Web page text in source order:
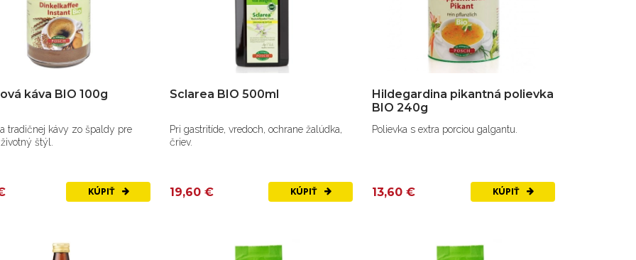
káva BIO 100g
tradičnej kávy zo špaldy pre
štýl.
KÚPIŤ
Sclarea BIO 500ml
Pri gastritíde, vredoch, ochrane žalúdka,
čriev.
19,60 € KÚPIŤ
Hildegardina pikantná polievka
BIO 240g
Polievka s extra porciou galgantu.
13,60 € KÚPIŤ